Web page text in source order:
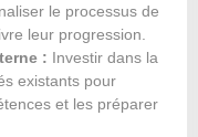
le processus de
leur progression.
: Investir dans la
existants pour
et les préparer